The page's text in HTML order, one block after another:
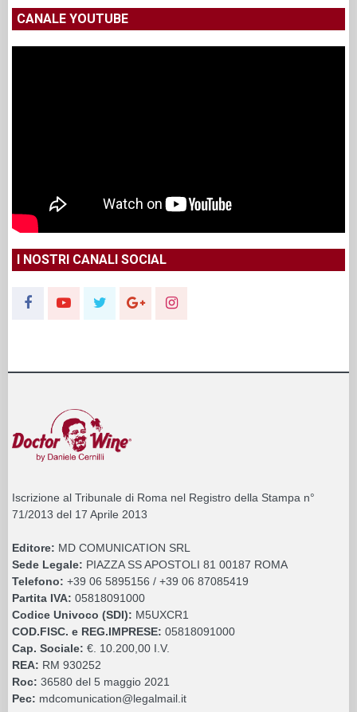
CANALE YOUTUBE
I NOSTRI CANALI SOCIAL
Iscrizione al Tribunale di Roma nel Registro della Stampa n°
71/2013 del 17 Aprile 2013
Editore: MD COMUNICATION SRL
Sede Legale: PIAZZA SS APOSTOLI 81 00187 ROMA
Telefono: +39 06 5895156 / +39 06 87085419
Partita IVA: 05818091000
Codice Univoco (SDI): M5UXCR1
COD.FISC. e REG.IMPRESE: 05818091000
Cap. Sociale: €. 10.200,00 I.V.
REA: RM 930252
Roc: 36580 del 5 maggio 2021
Pec: mdcomunication@legalmail.it